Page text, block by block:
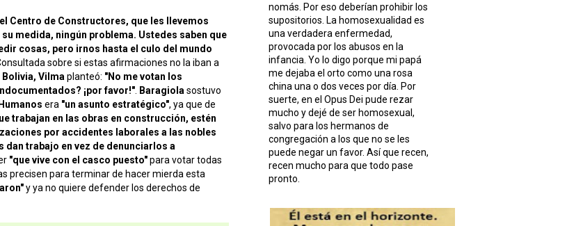
Centro de Constructores, que les llevemos
medida, ningún problema. Ustedes saben que
cosas, pero irnos hasta el culo del mundo
sobre si estas afirmaciones no la iban a
Bolivia, Vilma planteó: "No me votan los
¡por favor!" Baragiola sostuvo
era "un asunto estratégico", ya que de
trabajan en las obras en construcción, estén
por accidentes laborales a las nobles
trabajo en vez de denunciarlos a
"que vive con el casco puesto"para votar todas
precisen para terminar de hacer mierda esta
y ya no quiere defender los derechos de
nomás. Por eso deberían prohibir los
supositorios. La homosexualidad es
una verdadera enfermedad,
provocada por los abusos en la
infancia. Yo lo digo porque mi papá
me dejaba el orto como una rosa
china una o dos veces por día. Por
suerte, en el Opus Dei pude rezar
mucho y dejé de ser homosexual,
salvo para los hermanos de
congregación a los que no se les
puede negar un favor. Así que recen,
recen mucho para que todo pase
pronto.